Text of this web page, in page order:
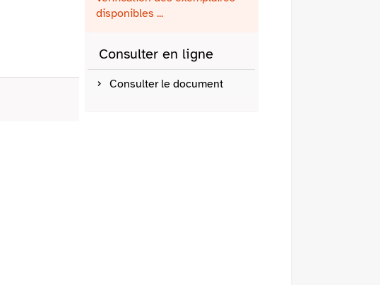
disponibles ...
Consulter en ligne
Consulter le document